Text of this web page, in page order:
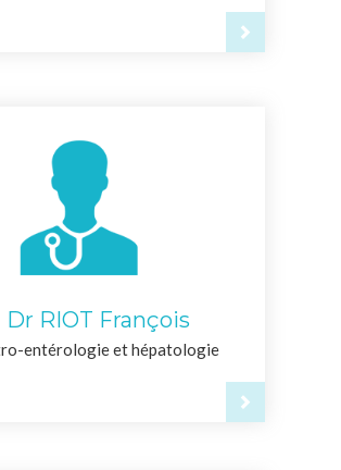
Dr RIOT François
entérologie et hépatologie